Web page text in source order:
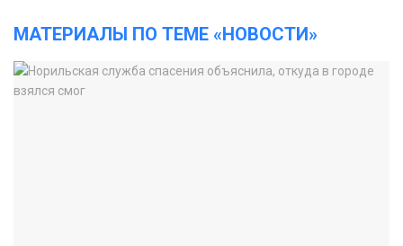
МАТЕРИАЛЫ ПО ТЕМЕ «НОВОСТИ»